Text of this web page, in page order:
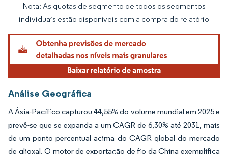
Imagem © Mordor Intelligence. O reuso requer atribuição conforme CC BY 4.0.
Nota: As quotas de segmento de todos os segmentos
individuais estão disponíveis com a compra do relatório
Análise Geográfica
A Ásia-Pacífico capturou 44,55% do volume mundial em 2025 e
prevê-se que se expanda a um CAGR de 6,30% até 2031, mais
de um ponto percentual acima do CAGR global do mercado
de glioxal. O motor de exportação de fio da China exemplifica